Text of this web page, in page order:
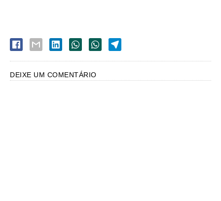
DEIXE UM COMENTÁRIO